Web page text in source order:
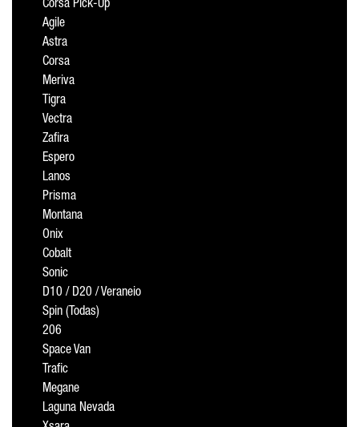
Corsa Pick-Up
Agile
Astra
Corsa
Meriva
Tigra
Vectra
Zafira
Espero
Lanos
Prisma
Montana
Onix
Cobalt
Sonic
D10 / D20 / Veraneio
Spin (Todas)
206
Space Van
Trafic
Megane
Laguna Nevada